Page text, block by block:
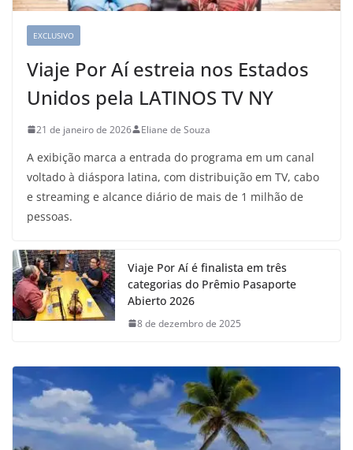
EXCLUSIVO
Viaje Por Aí estreia nos Estados
Unidos pela LATINOS TV NY
21 de janeiro de 2026 Eliane de Souza
A exibição marca a entrada do programa em um canal
voltado à diáspora latina, com distribuição em TV, cabo
e streaming e alcance diário de mais de 1 milhão de
pessoas.
Viaje Por Aí é finalista em três
categorias do Prêmio Pasaporte
Abierto 2026
8 de dezembro de 2025